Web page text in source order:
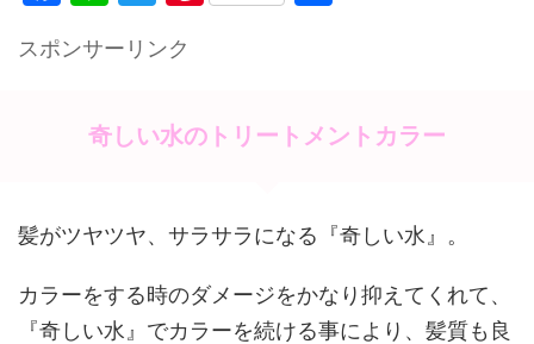
c
k
e itt
st
スポンサーリンク
奇しい水のトリートメントカラー
髪がツヤツヤ、サラサラになる『奇しい水』。
カラーをする時のダメージをかなり抑えてくれて、
『奇しい水』でカラーを続ける事により、髪質も良